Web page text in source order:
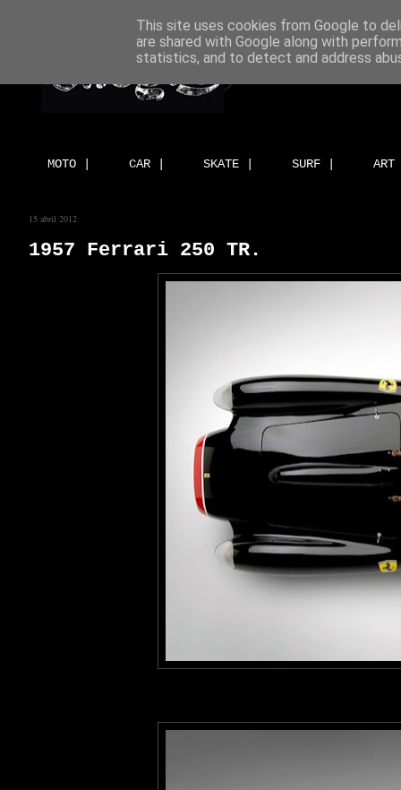
MOTO | CAR | SKATE | SURF |
15 abril 2012
1957 Ferrari 250 TR.
This site uses cookies from Google to
are shared with Google along with
statistics, and to detect and address